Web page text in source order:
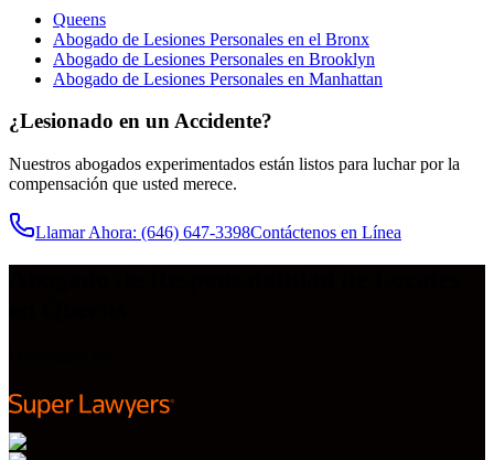
Queens
Abogado de Lesiones Personales en el Bronx
Abogado de Lesiones Personales en Brooklyn
Abogado de Lesiones Personales en Manhattan
¿Lesionado en un Accidente?
Nuestros abogados experimentados están listos para luchar por la
compensación que usted merece.
Llamar Ahora: (646) 647-3398Contáctenos en Línea